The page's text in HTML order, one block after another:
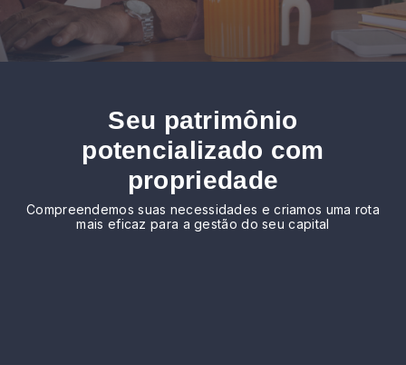
Seu patrimônio
potencializado com
propriedade
Compreendemos suas necessidades e criamos uma rota
mais eficaz para a gestão do seu capital